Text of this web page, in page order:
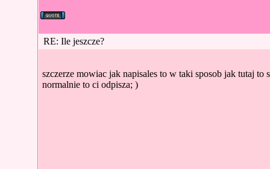
RE: Ile jeszcze?
szczerze mowiac jak napisales to w taki sposob jak tutaj to
normalnie to ci odpisza; )